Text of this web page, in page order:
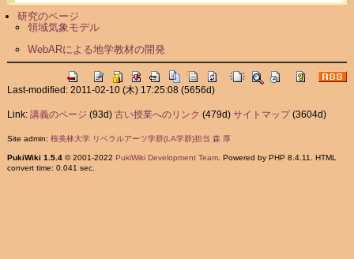
研究のページ
領域気象モデル
WebARによる地学教材の開発
Last-modified: 2011-02-10 (木) 17:25:08(5656d)
Link: 講義のページ (93d) 古い授業へのリンク (479d) サイトマップ(3604d)
Site admin: 桜美林大学 リベラルアーツ学群(LA学群)担当 森 厚
PukiWiki 1.5.4© 2001-2022 PukiWiki Development Team. Powered by PHP 8.4.11. HTML
convert time: 0.041 sec.